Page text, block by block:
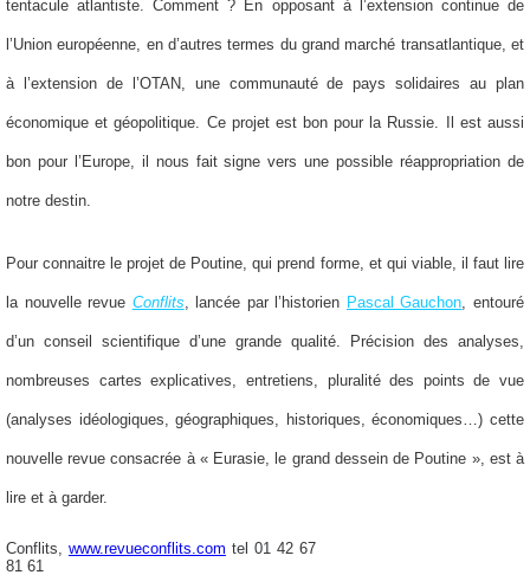
tentacule atlantiste. Comment ? En opposant à l’extension continue de
l’Union européenne, en d’autres termes du grand marché transatlantique, et
à l’extension de l’OTAN, une communauté de pays solidaires au plan
économique et géopolitique. Ce projet est bon pour la Russie. Il est aussi
bon pour l’Europe, il nous fait signe vers une possible réappropriation de
notre destin.
Pour connaitre le projet de Poutine, qui prend forme, et qui viable, il faut lire
la nouvelle revue Conflits , lancée par l’historien Pascal Gauchon , entouré
d’un conseil scientifique d’une grande qualité. Précision des analyses,
nombreuses cartes explicatives, entretiens, pluralité des points de vue
(analyses idéologiques, géographiques, historiques, économiques…) cette
nouvelle revue consacrée à « Eurasie, le grand dessein de Poutine », est à
lire et à garder.
Conflits, www.revueconflits.com tel 01 42 67
81 61